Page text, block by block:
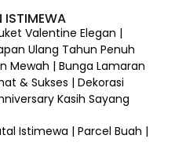
ISTIMEWA
Valentine Elegan |
Ulang Tahun Penuh
Mewah | Bunga Lamaran
& Sukses | Dekorasi
Kasih Sayang
Istimewa | Parcel Buah |